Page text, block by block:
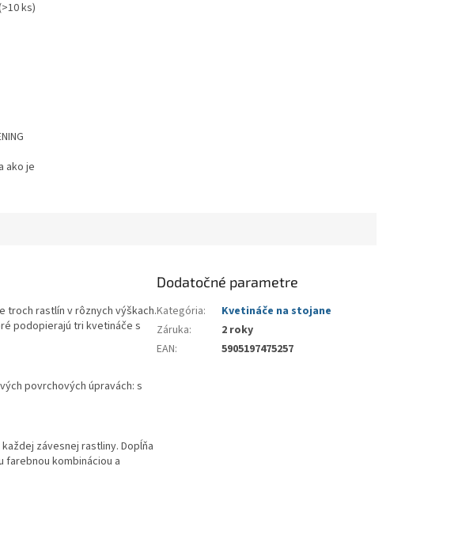
ks)
ako je
troch rastlín v rôznych výškach.
podopierajú tri kvetináče s
povrchových úpravách: s
závesnej rastliny. Dopĺňa
kombináciou a
Dodatočné parametre
Kategória:
Kvetináče na stojane
Záruka:
2 roky
EAN: 5905197475257